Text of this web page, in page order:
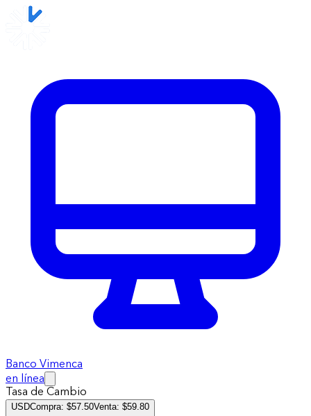
Banco Vimenca
en línea
Tasa de Cambio
USDCompra: $57.50Venta: $59.80